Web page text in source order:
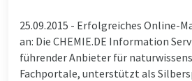
25.09.2015 - Erfolgreiches Online-
an: Die CHEMIE.DE Information
führender Anbieter für
Fachportale, unterstützt als